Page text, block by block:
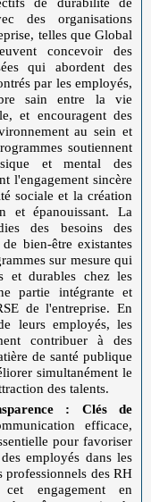
des organisations
telles que Global
concevoir des
qui abordent des
par les employés,
sain entre la vie
et encouragent des
au sein et
soutiennent
et mental des
l'engagement sincère
sociale et la création
et épanouissant. La
des besoins des
bien-être existantes
sur mesure qui
et durables chez les
partie intégrante et
de l'entreprise. En
leurs employés, les
contribuer à des
de santé publique
simultanément le
des talents.
: Clés de
efficace,
pour favoriser
employés dans les
professionnels des RH
engagement en